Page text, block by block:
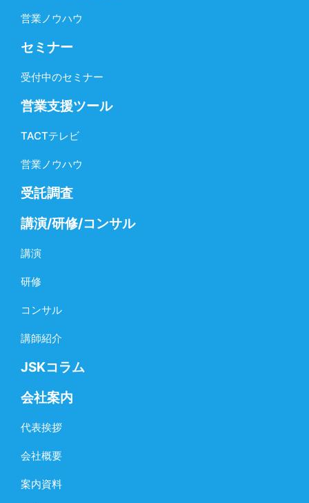
営業ノウハウ
セミナー
受付中のセミナー
営業支援ツール
TACTテレビ
営業ノウハウ
受託調査
講演/研修/コンサル
講演
研修
コンサル
講師紹介
JSKコラム
会社案内
代表挨拶
会社概要
案内資料